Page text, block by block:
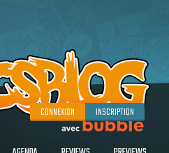
CONNEXION INSCRIPTION